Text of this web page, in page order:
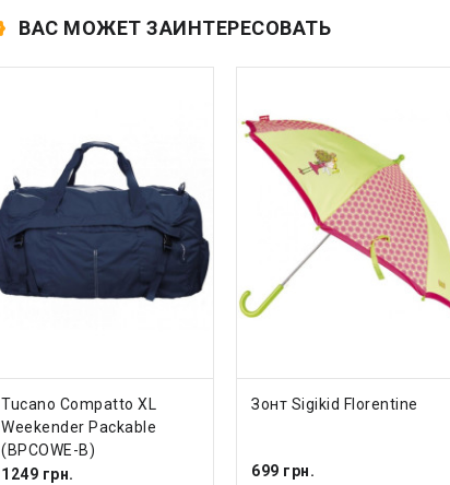
ВАС МОЖЕТ ЗАИНТЕРЕСОВАТЬ
КУПИТЬ
Tucano Compatto XL
Weekender Packable
(BPCOWE-B)
1249 грн.
КУПИТЬ
Зонт Sigikid Florentine
699 грн.